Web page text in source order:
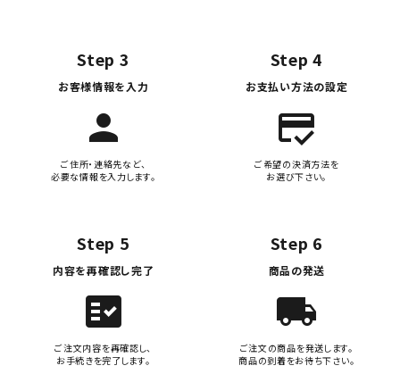
Step 3
お客様情報を入力
person
ご住所・連絡先など、
必要な情報を入力します。
Step 4
お支払い方法の設定
credit_score
ご希望の決済方法を
お選び下さい。
Step 5
内容を再確認し完了
fact_check
ご注文内容を再確認し、
お手続きを完了します。
Step 6
商品の発送
local_shipping
ご注文の商品を発送します。
商品の到着をお待ち下さい。